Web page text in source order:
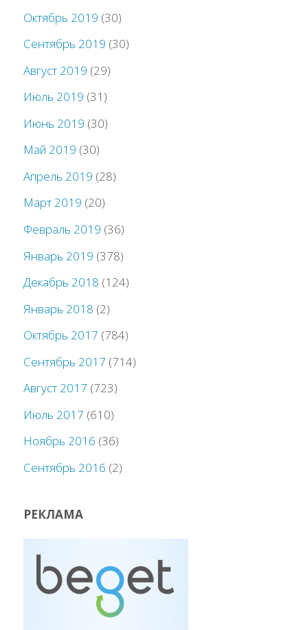
Октябрь 2019 (30)
Сентябрь 2019 (30)
Август 2019 (29)
Июль 2019 (31)
Июнь 2019 (30)
Май 2019 (30)
Апрель 2019 (28)
Март 2019 (20)
Февраль 2019 (36)
Январь 2019 (378)
Декабрь 2018 (124)
Январь 2018 (2)
Октябрь 2017 (784)
Сентябрь 2017 (714)
Август 2017 (723)
Июль 2017 (610)
Ноябрь 2016 (36)
Сентябрь 2016 (2)
РЕКЛАМА